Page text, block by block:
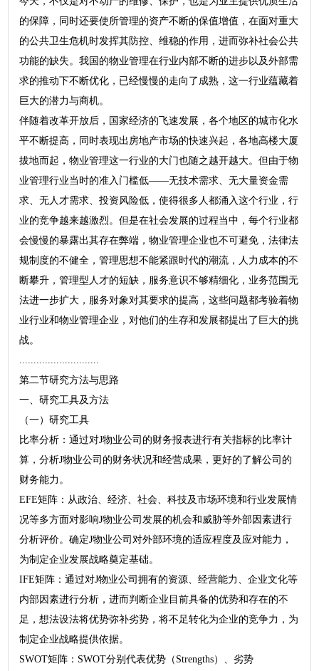
的保障，同时还要使所管理的资产不断的保值增值，在面对重大
的公共卫生危机时发挥其防控、维稳的作用，进而弥补社会公共
功能的缺失。我国的物业管理在行业内部不断的进步以及外部需
求的推动下不断优化，已经慢慢的走向了成熟，这一行业蕴藏着
巨大的潜力与商机。
伴随着改革开放后，国家经济的飞速发展，各个地区的城市化水
平不断提高，同时表现出房地产市场的快速兴起，各地高楼大厦
拔地而起，物业管理这一行业的大门也随之越开越大。但由于物
业管理行业当时的准入门槛低——无技术需求、无大量资金需
求、无人才需求、投资风险低，使得很多人都涌入这个行业，行
业的竞争越来越激烈。但是在社会发展的过程当中，每个行业都
会慢慢的暴露出其存在弊端，物业管理企业也不可避免，法律法
规制度的不健全，管理思想不能紧跟时代的潮流，人力成本的不
断攀升，管理型人才的短缺，服务意识不够精细化，业务范围无
法进一步扩大，服务对象对其要求的提高，这些问题都考验着物
业行业和物业管理企业，对他们的生存和发展都提出了巨大的挑
战。
第二节研究方法与思路
一、研究工具及方法
（一）研究工具
比率分析：通过对J物业公司的财务报表进行有关指标的比率计
算，分析J物业公司的财务状况和经营成果，更好的了解公司的
财务能力。
EFE矩阵：从政治、经济、社会、科技及市场环境和行业发展情
况等多方面对影响J物业公司发展的机会和威胁等外部因素进行
分析评价。确定J物业公司对外部环境的适应程度及应对能力，
为制定企业发展战略奠定基础。
IFE矩阵：通过对J物业公司拥有的资源、经营能力、企业文化等
内部因素进行分析，进而判断企业目前具备的优势和存在的不
足，想法设法将优势弥补劣势，将不足转化为企业的竞争力，为
制定企业战略提供依据。
SWOT矩阵：SWOT分别代表优势（Strengths）、劣势